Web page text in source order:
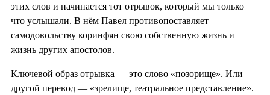
этих слов и начинается тот отрывок, который мы только
что услышали. В нём Павел противопоставляет
самодовольству коринфян свою собственную жизнь и
жизнь других апостолов.
Ключевой образ отрывка — это слово «позорище». Или
другой перевод — «зрелище, театральное представление».